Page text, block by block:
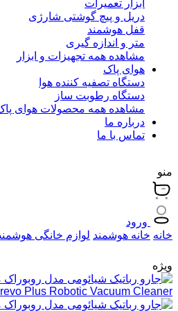
ابزار تعمیرات
دریل و پیچ گوشتی شارژی
قفل هوشمند
متر و اندازه گیری
مشاهده همه تجهیزات و ابزار
هوای پاک
دستگاه تصفیه کننده هوا
دستگاه رطوبت ساز
مشاهده همه محصولات هوای
درباره ما
تماس با ما
منو
ورود
خانه خانه هوشمند لوازم خانگی
ویژه